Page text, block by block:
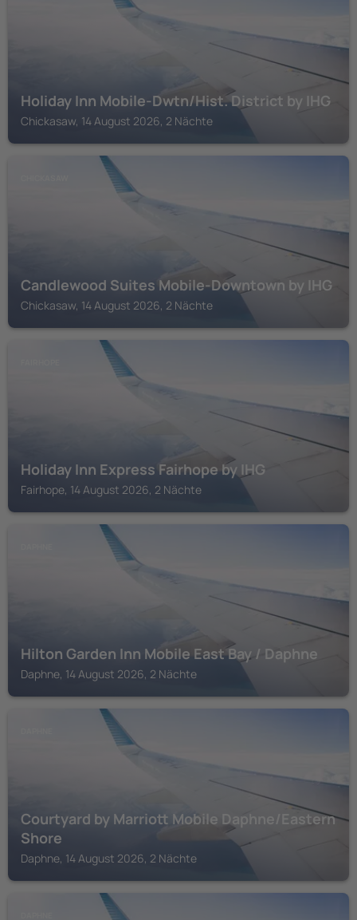
Holiday Inn Mobile-Dwtn/Hist. District by IHG
Chickasaw, 14 August 2026, 2 Nächte
Candlewood Suites Mobile‑Downtown by IHG
Chickasaw, 14 August 2026, 2 Nächte
Holiday Inn Express Fairhope by IHG
Fairhope, 14 August 2026, 2 Nächte
Hilton Garden Inn Mobile East Bay / Daphne
Daphne, 14 August 2026, 2 Nächte
Courtyard by Marriott Mobile Daphne/Eastern
Shore
Daphne, 14 August 2026, 2 Nächte